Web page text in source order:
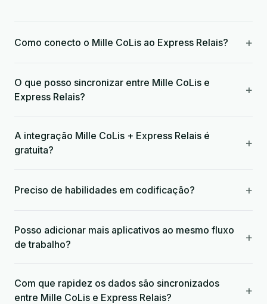
Como conecto o Mille CoLis ao Express Relais? +
O que posso sincronizar entre Mille CoLis e
Express Relais?
+
A integração Mille CoLis + Express Relais é
gratuita?
+
Preciso de habilidades em codificação? +
Posso adicionar mais aplicativos ao mesmo fluxo
de trabalho?
+
Com que rapidez os dados são sincronizados
entre Mille CoLis e Express Relais?
+